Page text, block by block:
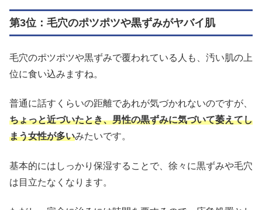
第3位：毛穴のポツポツや黒ずみがヤバイ肌
毛穴のポツポツや黒ずみで覆われている人も、汚い肌の上
位に食い込みますね。
普通に話すくらいの距離であれが気づかれないのですが、
ちょっと近づいたとき、男性の黒ずみに気づいて萎えてし
まう女性が多いみたいです。
基本的にはしっかり保湿することで、徐々に黒ずみや毛穴
は目立たなくなります。